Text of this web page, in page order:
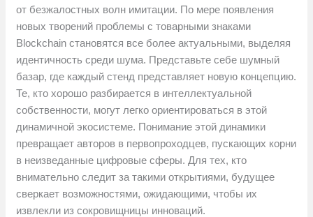
от безжалостных волн имитации. По мере появления
новых творений проблемы с товарными знаками
Blockchain становятся все более актуальными, выделяя
идентичность среди шума. Представьте себе шумный
базар, где каждый стенд представляет новую концепцию.
Те, кто хорошо разбирается в интеллектуальной
собственности, могут легко ориентироваться в этой
динамичной экосистеме. Понимание этой динамики
превращает авторов в первопроходцев, пускающих корни
в неизведанные цифровые сферы. Для тех, кто
внимательно следит за такими открытиями, будущее
сверкает возможностями, ожидающими, чтобы их
извлекли из сокровищницы инноваций.